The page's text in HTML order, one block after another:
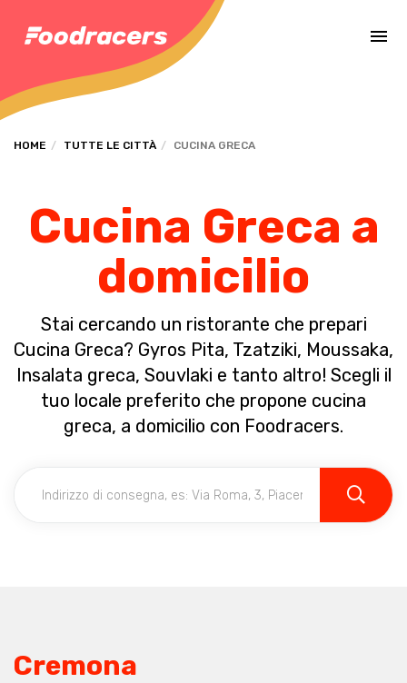
HOME TUTTE LE CITTÀ CUCINA GRECA
Cucina Greca a
domicilio
Stai cercando un ristorante che prepari
Cucina Greca? Gyros Pita, Tzatziki, Moussaka,
Insalata greca, Souvlaki e tanto altro! Scegli il
tuo locale preferito che propone cucina
greca, a domicilio con Foodracers.
Cremona